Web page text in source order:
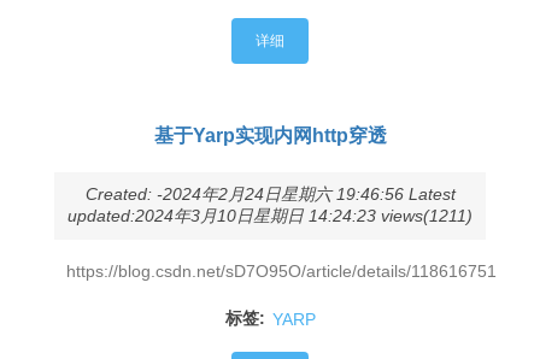
详细
基于Yarp实现内网http穿透
Created: -2024年2月24日星期六 19:46:56 Latest
updated:2024年3月10日星期日 14:24:23 views(1211)
https://blog.csdn.net/sD7O95O/article/details/118616751
标签: YARP